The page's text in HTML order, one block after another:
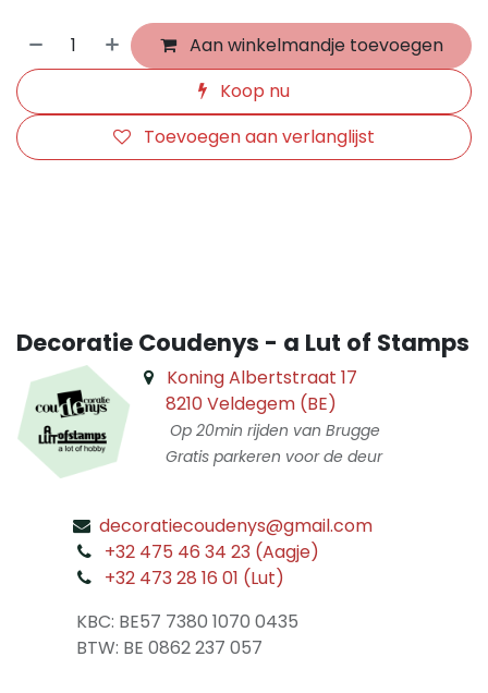
Aan winkelmandje toevoegen
Koop nu
Toevoegen aan verlanglijst
Decoratie Coudenys - a Lut of Stamps
Koning Albertstraat 17
8210 Veldegem (BE)
Op 20min rijden van Brugge
Gratis parkeren voor de deur
decoratiecoudenys@gmail.com
+32 475 46 34 23 (Aagje)
+32 473 28 16 01 (Lut)
KBC: BE57 7380 1070 0435
​ BTW: BE 0862 237 057